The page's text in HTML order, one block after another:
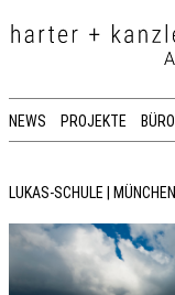
NEWS PROJEKTE BÜRO
LUKAS-SCHULE | MÜNCHEN